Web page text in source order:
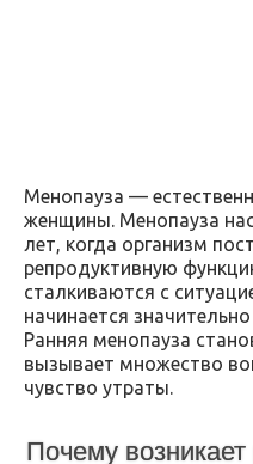
Менопауза —
женщины. Менопауза
лет, когда организм
репродуктивную
сталкиваются с
начинается
Ранняя менопауза
вызывает множество
чувство утраты.
Почему